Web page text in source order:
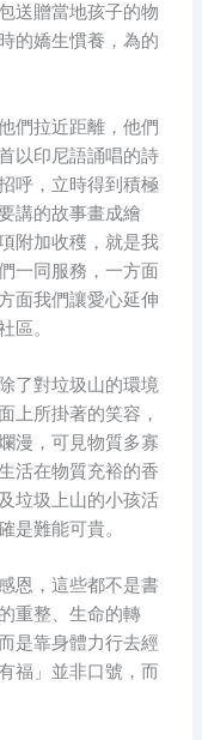
送贈當地孩子的物
的嬌生慣養，為的
們拉近距離，他們
以印尼語誦唱的詩
呼，立時得到積極
講的故事畫成繪
附加收穫，就是我
一同服務，一方面
面我們讓愛心延伸
區。
了對垃圾山的環境
上所掛著的笑容，
漫，可見物質多寡
活在物質充裕的香
垃圾上山的小孩活
是難能可貴。
恩，這些都不是書
重整、生命的轉
是靠身體力行去經
福」並非口號，而